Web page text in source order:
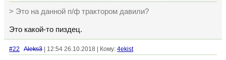
> Это на данной п/ф трактором давили?
Это какой-то пиздец.
#22 Aleks3 | 12:54 26.10.2018 | Кому: 4ekist